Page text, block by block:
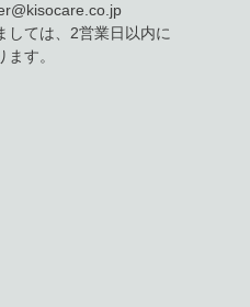
しては、2営業日以内に
す。